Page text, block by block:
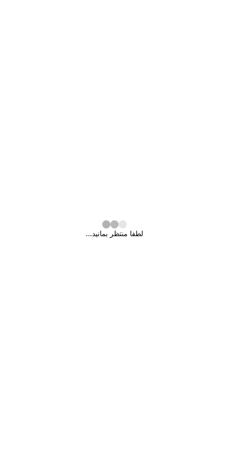
لطفا منتظر بمانید...